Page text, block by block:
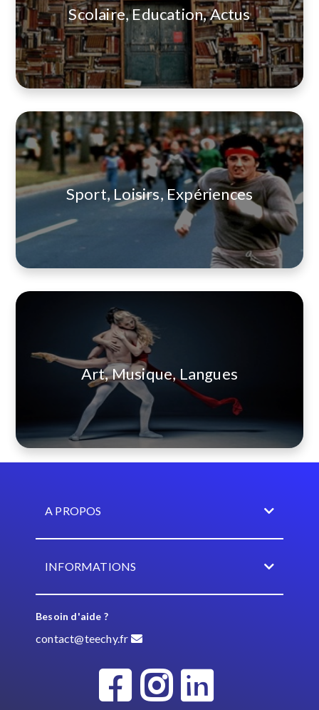
Scolaire, Education, Actus
Sport, Loisirs, Expériences
Art, Musique, Langues
A PROPOS
INFORMATIONS
Besoin d'aide ?
contact@teechy.fr